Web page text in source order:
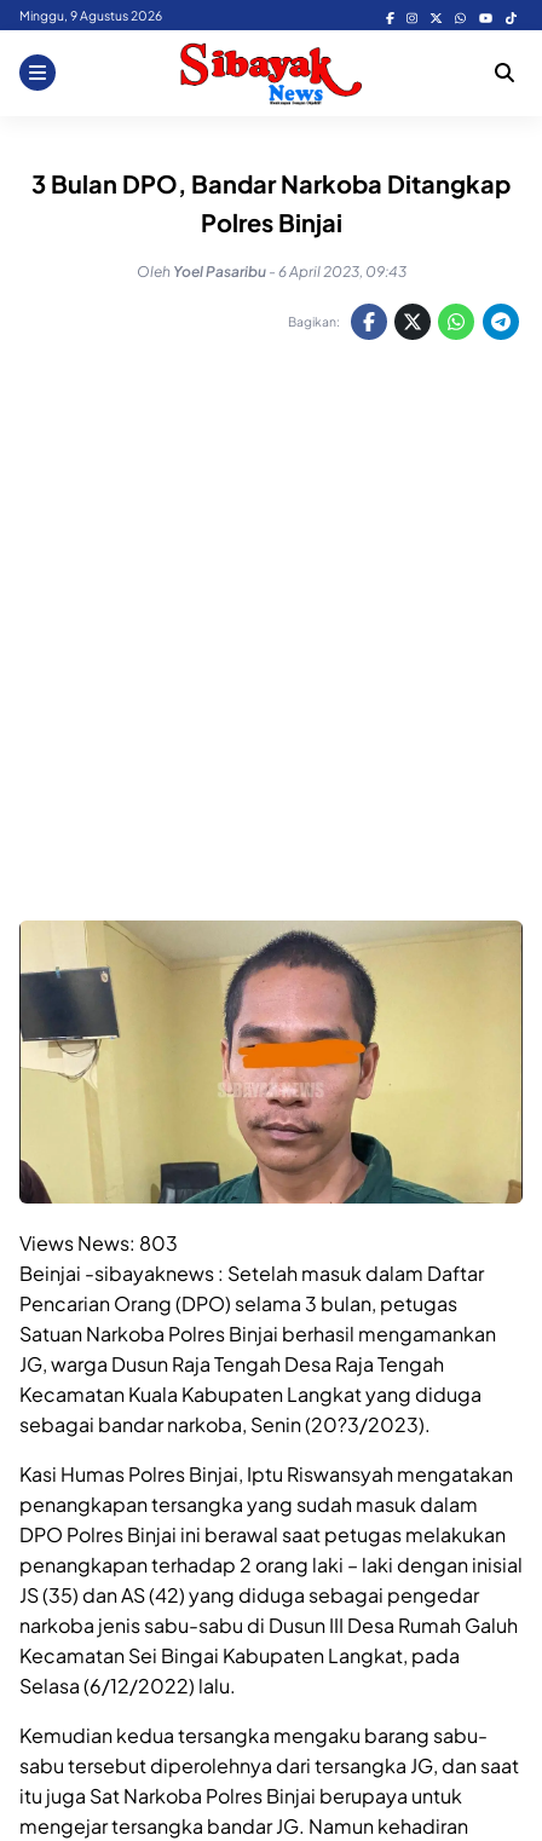
Skip
content
Minggu, 9 Agustus 2026
3 Bulan DPO, Bandar Narkoba Ditangkap
Polres Binjai
Oleh Yoel Pasaribu - 6 April 2023, 09:43
Bagikan:
Views News: 803
Beinjai -sibayaknews : Setelah masuk dalam Daftar
Pencarian Orang (DPO) selama 3 bulan, petugas
Satuan Narkoba Polres Binjai berhasil mengamankan
JG, warga Dusun Raja Tengah Desa Raja Tengah
Kecamatan Kuala Kabupaten Langkat yang diduga
sebagai bandar narkoba, Senin (20?3/2023).
Kasi Humas Polres Binjai, Iptu Riswansyah mengatakan
penangkapan tersangka yang sudah masuk dalam
DPO Polres Binjai ini berawal saat petugas melakukan
penangkapan terhadap 2 orang laki – laki dengan inisial
JS (35) dan AS (42) yang diduga sebagai pengedar
narkoba jenis sabu-sabu di Dusun III Desa Rumah Galuh
Kecamatan Sei Bingai Kabupaten Langkat, pada
Selasa (6/12/2022) lalu.
Kemudian kedua tersangka mengaku barang sabu-
sabu tersebut diperolehnya dari tersangka JG, dan saat
itu juga Sat Narkoba Polres Binjai berupaya untuk
mengejar tersangka bandar JG. Namun kehadiran